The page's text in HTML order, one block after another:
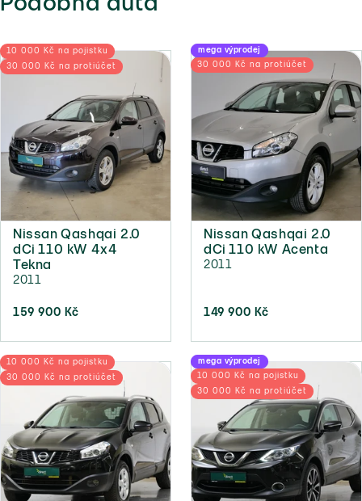
Podobná auta
10 000 Kč na pojistku
30 000 Kč na protiúčet
Nissan Qashqai 2.0
dCi 110 kW 4x4
Tekna
2011
159 900 Kč
mega výprodej
30 000 Kč na protiúčet
Nissan Qashqai 2.0
dCi 110 kW Acenta
2011
149 900 Kč
10 000 Kč na pojistku
30 000 Kč na protiúčet
mega výprodej
10 000 Kč na pojistku
30 000 Kč na protiúčet